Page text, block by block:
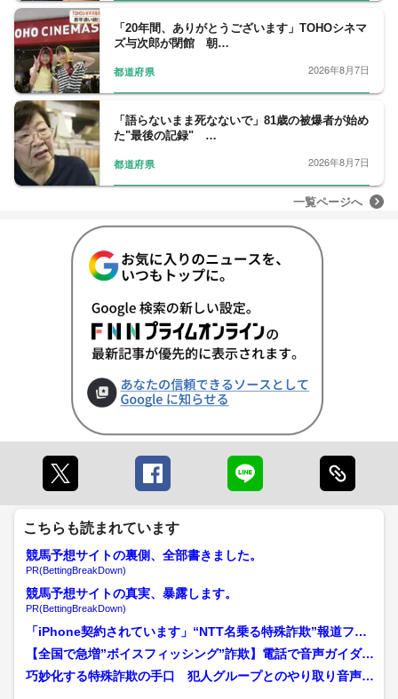
「20年間、ありがとうございます」TOHOシネマ
ズ与次郎が閉館 朝…
都道府県 2026年8月7日
「語らないまま死なないで」81歳の被爆者が始め
た"最後の記録" …
都道府県 2026年8月7日
一覧ページへ
こちらも読まれています
競馬予想サイトの裏側、全部書きました。
PR(BettingBreakDown)
競馬予想サイトの真実、暴露します。
PR(BettingBreakDown)
「iPhone契約されています」“NTT名乗る特殊詐欺”報道フロ
アに直電 実録1...
【全国で急増”ボイスフィッシング”詐欺】電話で音声ガイダン
ス→電話でオペレーター...
巧妙化する特殊詐欺の手口 犯人グループとのやり取り音声を